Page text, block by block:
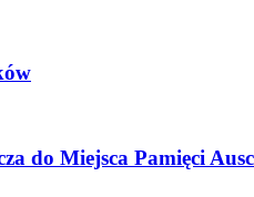
do Miejsca Pamięci